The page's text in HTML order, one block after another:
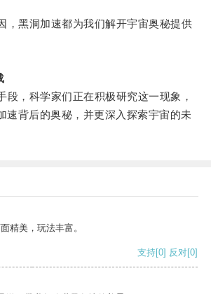
黑洞加速都为我们解开宇宙奥秘提供
，科学家们正在积极研究这一现象，
速背后的奥秘，并更深入探索宇宙的未
精美，玩法丰富。
支持[0] 反对[0]